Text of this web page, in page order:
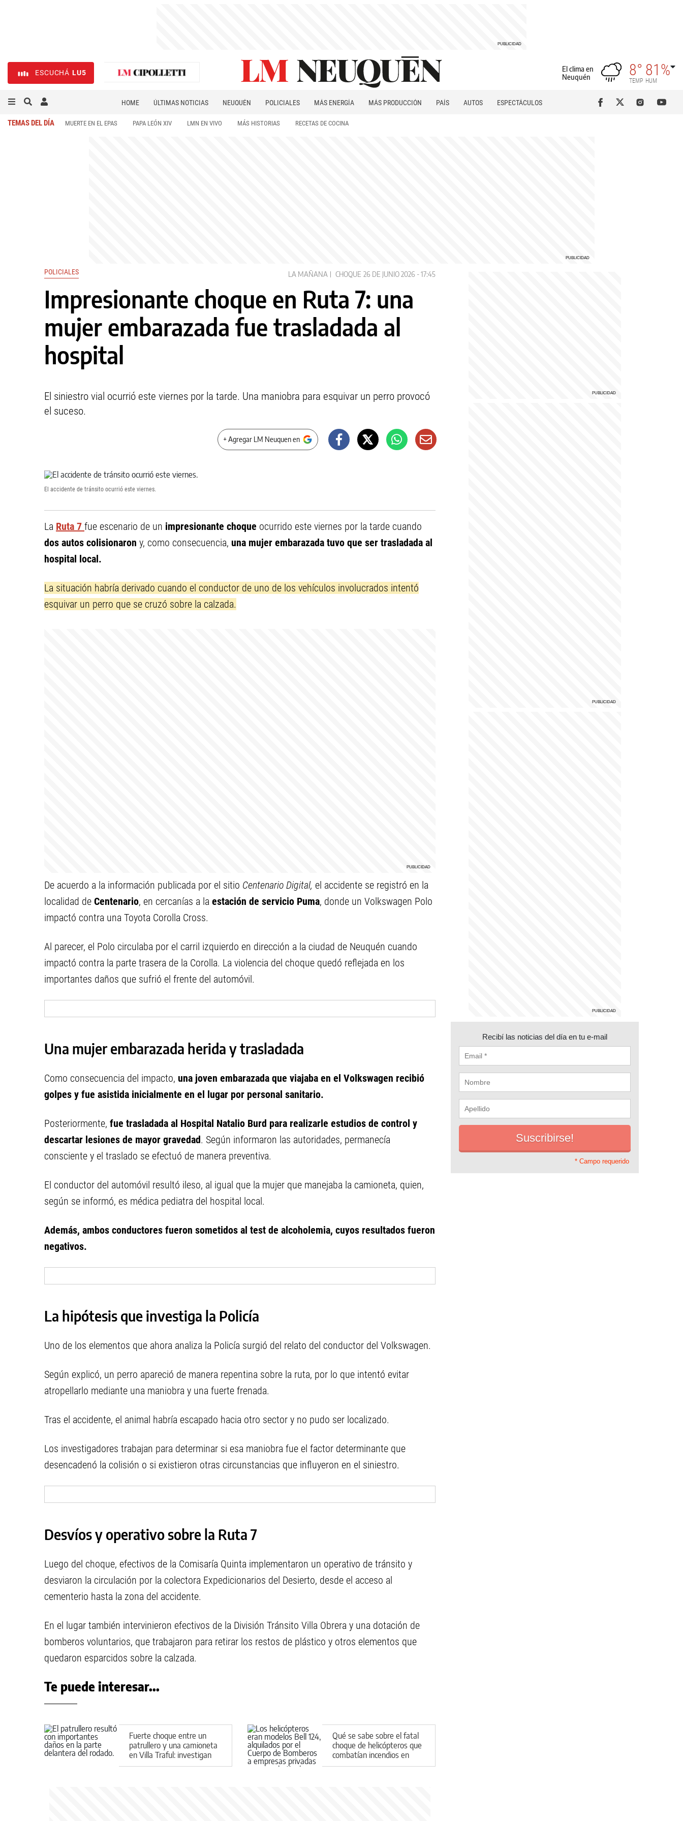
ESCUCHÁ LU5
El clima en
Neuquén
8°
TEMP
81%
HUM
HOME ÚLTIMAS NOTICIAS NEUQUÉN POLICIALES MÁS ENERGÍA MÁS PRODUCCIÓN PAÍS AUTOS
ESPECTÁCULOS
TEMAS DEL DÍA MUERTE EN EL EPAS PAPA LEÓN XIV LMN EN VIVO MÁS HISTORIAS RECETAS DE COCINA
POLICIALES LA MAÑANA CHOQUE 26 DE JUNIO 2026 - 17:45
Impresionante choque en Ruta 7: una
mujer embarazada fue trasladada al
hospital
El siniestro vial ocurrió este viernes por la tarde. Una maniobra para esquivar un perro provocó
el suceso.
+ Agregar LM Neuquen en
El accidente de tránsito ocurrió este viernes.
La Ruta 7 fue escenario de un impresionante choque ocurrido este viernes por la tarde cuando
dos autos colisionaron y, como consecuencia, una mujer embarazada tuvo que ser trasladada al
hospital local.
La situación habría derivado cuando el conductor de uno de los vehículos involucrados intentó
esquivar un perro que se cruzó sobre la calzada.
De acuerdo a la información publicada por el sitio Centenario Digital, el accidente se registró en la
localidad de Centenario, en cercanías a la estación de servicio Puma, donde un Volkswagen Polo
impactó contra una Toyota Corolla Cross.
Al parecer, el Polo circulaba por el carril izquierdo en dirección a la ciudad de Neuquén cuando
impactó contra la parte trasera de la Corolla. La violencia del choque quedó reflejada en los
importantes daños que sufrió el frente del automóvil.
Una mujer embarazada herida y trasladada
Como consecuencia del impacto, una joven embarazada que viajaba en el Volkswagen recibió
golpes y fue asistida inicialmente en el lugar por personal sanitario.
Posteriormente, fue trasladada al Hospital Natalio Burd para realizarle estudios de control y
descartar lesiones de mayor gravedad. Según informaron las autoridades, permanecía
consciente y el traslado se efectuó de manera preventiva.
El conductor del automóvil resultó ileso, al igual que la mujer que manejaba la camioneta, quien,
según se informó, es médica pediatra del hospital local.
Además, ambos conductores fueron sometidos al test de alcoholemia, cuyos resultados fueron
negativos.
La hipótesis que investiga la Policía
Uno de los elementos que ahora analiza la Policía surgió del relato del conductor del Volkswagen.
Según explicó, un perro apareció de manera repentina sobre la ruta, por lo que intentó evitar
atropellarlo mediante una maniobra y una fuerte frenada.
Tras el accidente, el animal habría escapado hacia otro sector y no pudo ser localizado.
Los investigadores trabajan para determinar si esa maniobra fue el factor determinante que
desencadenó la colisión o si existieron otras circunstancias que influyeron en el siniestro.
Desvíos y operativo sobre la Ruta 7
Luego del choque, efectivos de la Comisaría Quinta implementaron un operativo de tránsito y
desviaron la circulación por la colectora Expedicionarios del Desierto, desde el acceso al
cementerio hasta la zona del accidente.
En el lugar también intervinieron efectivos de la División Tránsito Villa Obrera y una dotación de
bomberos voluntarios, que trabajaron para retirar los restos de plástico y otros elementos que
quedaron esparcidos sobre la calzada.
Te puede interesar...
Fuerte choque entre un
patrullero y una camioneta
en Villa Traful: investigan
cómo ocurrió el impacto
Qué se sabe sobre el fatal
choque de helicópteros que
combatían incendios en
Grecia: recuperaron dos
Recibí las noticias del día en tu e-mail
* Campo requerido